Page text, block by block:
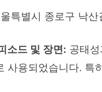
특별시 종로구 낙산
소드 및 장면: 공태
사용되었습니다. 특